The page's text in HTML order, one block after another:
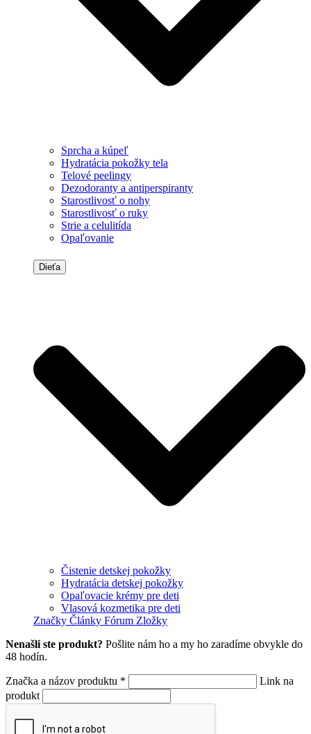
Sprcha a kúpeľ
Hydratácia pokožky tela
Telové peelingy
Dezodoranty a antiperspiranty
Starostlivosť o nohy
Starostlivosť o ruky
Strie a celulitída
Opaľovanie
Dieťa
Čistenie detskej pokožky
Hydratácia detskej pokožky
Opaľovacie krémy pre deti
Vlasová kozmetika pre deti
Značky Články Fórum Zložky
Nenašli ste produkt? Pošlite nám ho a my ho zaradíme obvykle do
48 hodín.
Značka a názov produktu *
Link na
produkt